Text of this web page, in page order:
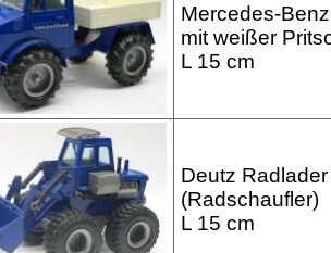
Mercedes-
mit weißer
L 15 cm
Deutz
(Radschaufler)
L 15 cm